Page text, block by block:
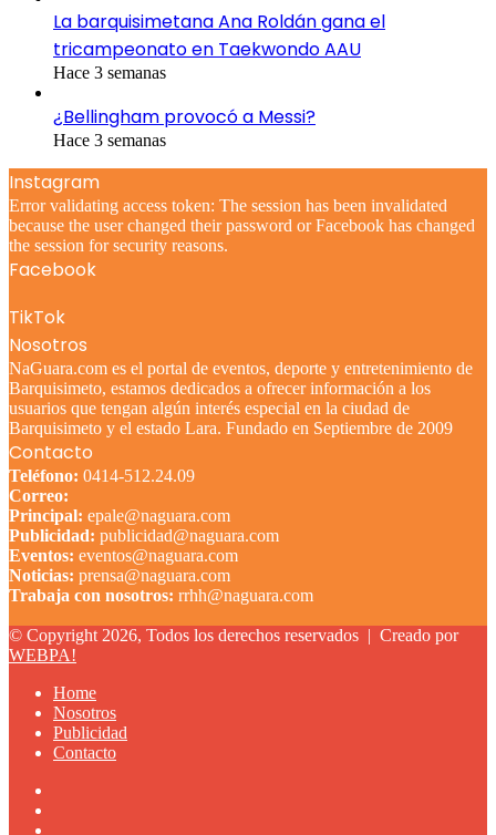
La barquisimetana Ana Roldán gana el
tricampeonato en Taekwondo AAU
Hace 3 semanas
¿Bellingham provocó a Messi?
Hace 3 semanas
Instagram
Error validating access token: The session has been invalidated
because the user changed their password or Facebook has changed
the session for security reasons.
Facebook
TikTok
Nosotros
NaGuara.com es el portal de eventos, deporte y entretenimiento de
Barquisimeto, estamos dedicados a ofrecer información a los
usuarios que tengan algún interés especial en la ciudad de
Barquisimeto y el estado Lara. Fundado en Septiembre de 2009
Contacto
Teléfono: 0414-512.24.09
Correo:
Principal: epale@naguara.com
Publicidad: publicidad@naguara.com
Eventos: eventos@naguara.com
Noticias: prensa@naguara.com
Trabaja con nosotros: rrhh@naguara.com
© Copyright 2026, Todos los derechos reservados | Creado por
WEBPA!
Home
Nosotros
Publicidad
Contacto